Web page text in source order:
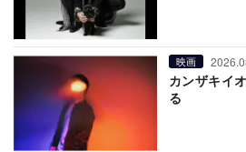
映画
カンザキイ
る